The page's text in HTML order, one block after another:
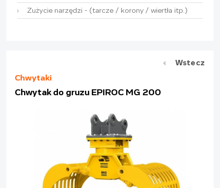
Zużycie narzędzi - (tarcze / korony / wiertła itp.)
Chwytaki
Chwytak do gruzu EPIROC MG 200
Wstecz